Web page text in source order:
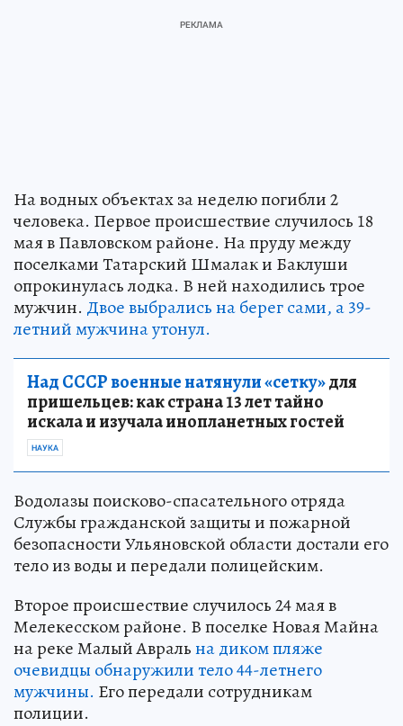
На водных объектах за неделю погибли 2
человека. Первое происшествие случилось 18
мая в Павловском районе. На пруду между
поселками Татарский Шмалак и Баклуши
опрокинулась лодка. В ней находились трое
мужчин. Двое выбрались на берег сами, а 39-
летний мужчина утонул.
Над СССР военные натянули «сетку»для
пришельцев: как страна 13 лет тайно
искала и изучала инопланетных гостей
НАУКА
Водолазы поисково-спасательного отряда
Службы гражданской защиты и пожарной
безопасности Ульяновской области достали его
тело из воды и передали полицейским.
Второе происшествие случилось 24 мая в
Мелекесском районе. В поселке Новая Майна
на реке Малый Авральна диком пляже
очевидцы обнаружили тело 44-летнего
мужчины. Его передали сотрудникам
полиции.